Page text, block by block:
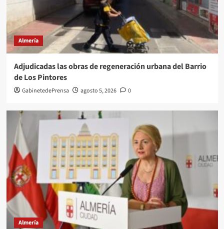
Almería
Adjudicadas las obras de regeneración urbana del Barrio
de Los Pintores
GabinetedePrensa agosto 5, 2026 0
Almería